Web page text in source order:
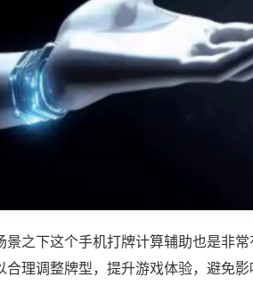
景之下这个手机打牌计算辅助也是非
合理调整牌型，提升游戏体验，避免影